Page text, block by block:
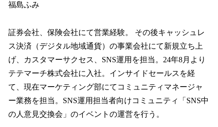
福島ふみ
証券会社、保険会社にて営業経験。 その後キャッシュレ
ス決済（デジタル地域通貨）の事業会社にて新規立ち上
げ、カスタマーサクセス、SNS運用を担当。24年8月より
テテマーチ株式会社に入社。インサイドセールスを経
て、現在マーケティング部にてコミュニティマネージャ
ー業務を担当。SNS運用担当者向けコミュニティ「SNS中
の人意見交換会」のイベントの運営を行う。